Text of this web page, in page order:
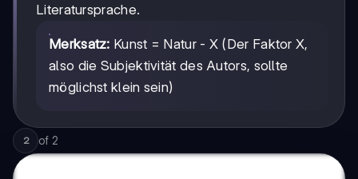
Literatursprache.
Merksatz: Kunst = Natur - X (Der Faktor X,
also die Subjektivität des Autors, sollte
möglichst klein sein)
2 of 2